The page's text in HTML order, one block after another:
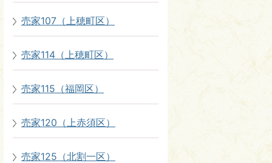
売家107（上穂町区）
売家114（上穂町区）
売家115（福岡区）
売家120（上赤須区）
売家125（北割一区）